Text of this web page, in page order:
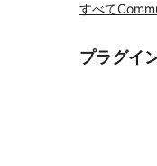
すべて
プラグイ